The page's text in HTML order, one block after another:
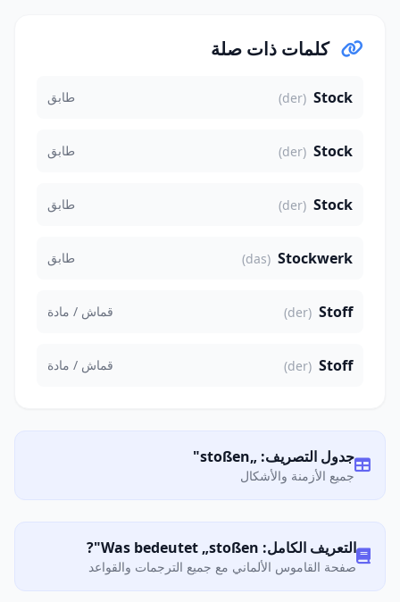
كلمات ذات صلة
Stock
(der) طابق
Stock
(der) طابق
Stock
(der) طابق
Stockwerk
(das) طابق
Stoff
(der) قماش / مادة
Stoff
(der) قماش / مادة
جدول التصريف: „stoßen"
جميع الأزمنة والأشكال
التعريف الكامل: Was bedeutet „stoßen"?
صفحة القاموس الألماني مع جميع الترجمات والقواعد